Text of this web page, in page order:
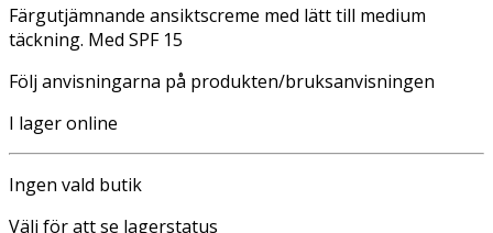
Färgutjämnande ansiktscreme med lätt till medium
täckning. Med SPF 15
Följ anvisningarna på produkten/bruksanvisningen
I lager online
Ingen vald butik
Välj för att se lagerstatus